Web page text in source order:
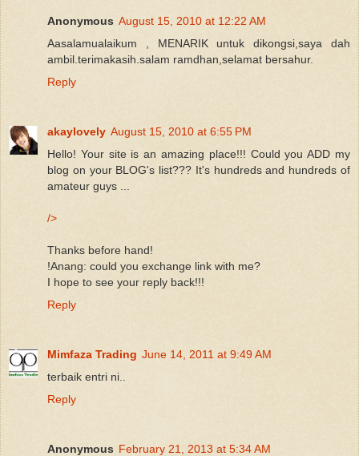
Anonymous August 15, 2010 at 12:22 AM
Aasalamualaikum , MENARIK untuk dikongsi,saya dah
ambil.terimakasih.salam ramdhan,selamat bersahur.
Reply
akaylovely August 15, 2010 at 6:55 PM
Hello! Your site is an amazing place!!! Could you ADD my
blog on your BLOG's list??? It's hundreds and hundreds of
amateur guys ...
/>
Thanks before hand!
!Anang: could you exchange link with me?
I hope to see your reply back!!!
Reply
Mimfaza Trading June 14, 2011 at 9:49 AM
terbaik entri ni..
Reply
Anonymous February 21, 2013 at 5:34 AM